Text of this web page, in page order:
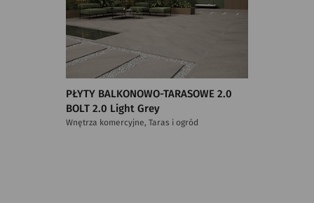
PŁYTY BALKONOWO-TARASOWE 2.0
BOLT 2.0 Light Grey
Wnętrza komercyjne, Taras i ogród